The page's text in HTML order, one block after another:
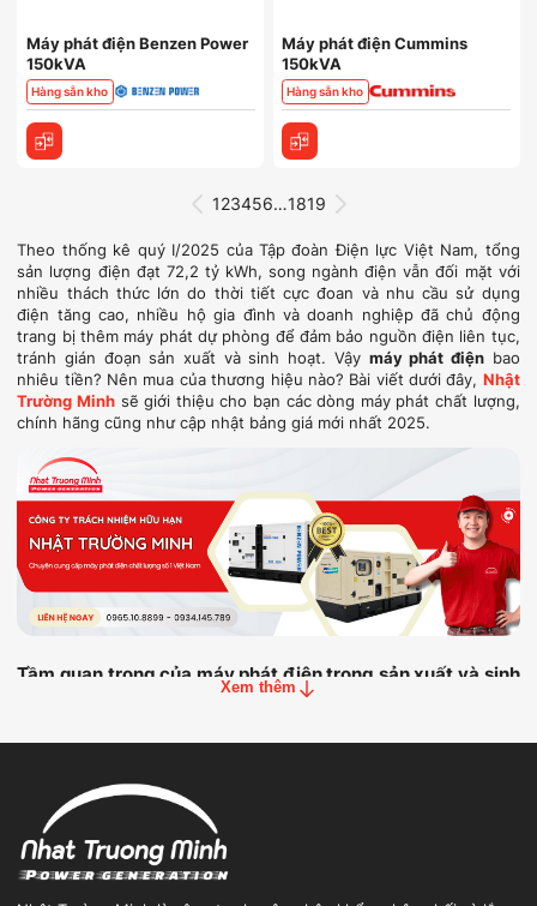
Máy phát điện Benzen Power
150kVA
Hàng sẵn kho
Máy phát điện Cummins
150kVA
Hàng sẵn kho
123456…1819
Theo thống kê quý I/2025 của Tập đoàn Điện lực Việt Nam, tổng
sản lượng điện đạt 72,2 tỷ kWh, song ngành điện vẫn đối mặt với
nhiều thách thức lớn do thời tiết cực đoan và nhu cầu sử dụng
điện tăng cao, nhiều hộ gia đình và doanh nghiệp đã chủ động
trang bị thêm máy phát dự phòng để đảm bảo nguồn điện liên tục,
tránh gián đoạn sản xuất và sinh hoạt. Vậy máy phát điệnbao
nhiêu tiền​? Nên mua của thương hiệu nào? Bài viết dưới đây, Nhật
Trường Minh sẽ giới thiệu cho bạn các dòng máy phát chất lượng,
chính hãng cũng như cập nhật bảng giá mới nhất 2025.
Tầm quan trọng của máy phát điện trong sản xuất và sinh
không ít áp lực trong việc đảm bảo nguồn cung ứng điện ổn định.
Trong bối cảnh đó, máy phát điện dự phòng trở thành giải pháp
thiết yếu, đóng vai trò quan trọng trong việc duy trì hoạt động sản
xuất – kinh doanh và đảm bảo sinh hoạt thường ngày không bị gián
đoạn do mất điện.
Xem thêm